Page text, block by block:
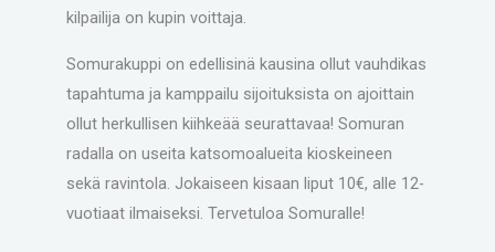
kilpailija on kupin voittaja.
Somurakuppi on edellisinä kausina ollut vauhdikas
tapahtuma ja kamppailu sijoituksista on ajoittain
ollut herkullisen kiihkeää seurattavaa! Somuran
radalla on useita katsomoalueita kioskeineen
sekä ravintola. Jokaiseen kisaan liput 10€, alle 12-
vuotiaat ilmaiseksi. Tervetuloa Somuralle!